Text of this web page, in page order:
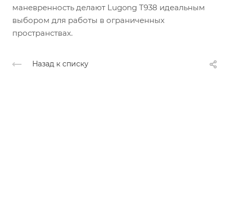
маневренность делают Lugong Т938 идеальным
выбором для работы в ограниченных
пространствах.
Назад к списку